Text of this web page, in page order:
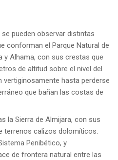
pueden observar distintas
conforman el Parque Natural de
y Alhama, con sus crestas que
de altitud sobre el nivel del
vertiginosamente hasta perderse
que bañan las costas de
la Sierra de Almijara, con sus
terrenos calizos dolomíticos.
Penibético, y
de frontera natural entre las